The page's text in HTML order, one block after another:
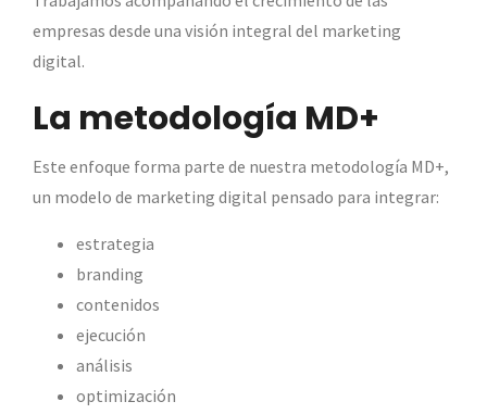
empresas desde una visión integral del marketing
digital.
La metodología MD+
Este enfoque forma parte de nuestra metodología MD+,
un modelo de marketing digital pensado para integrar:
estrategia
branding
contenidos
ejecución
análisis
optimización